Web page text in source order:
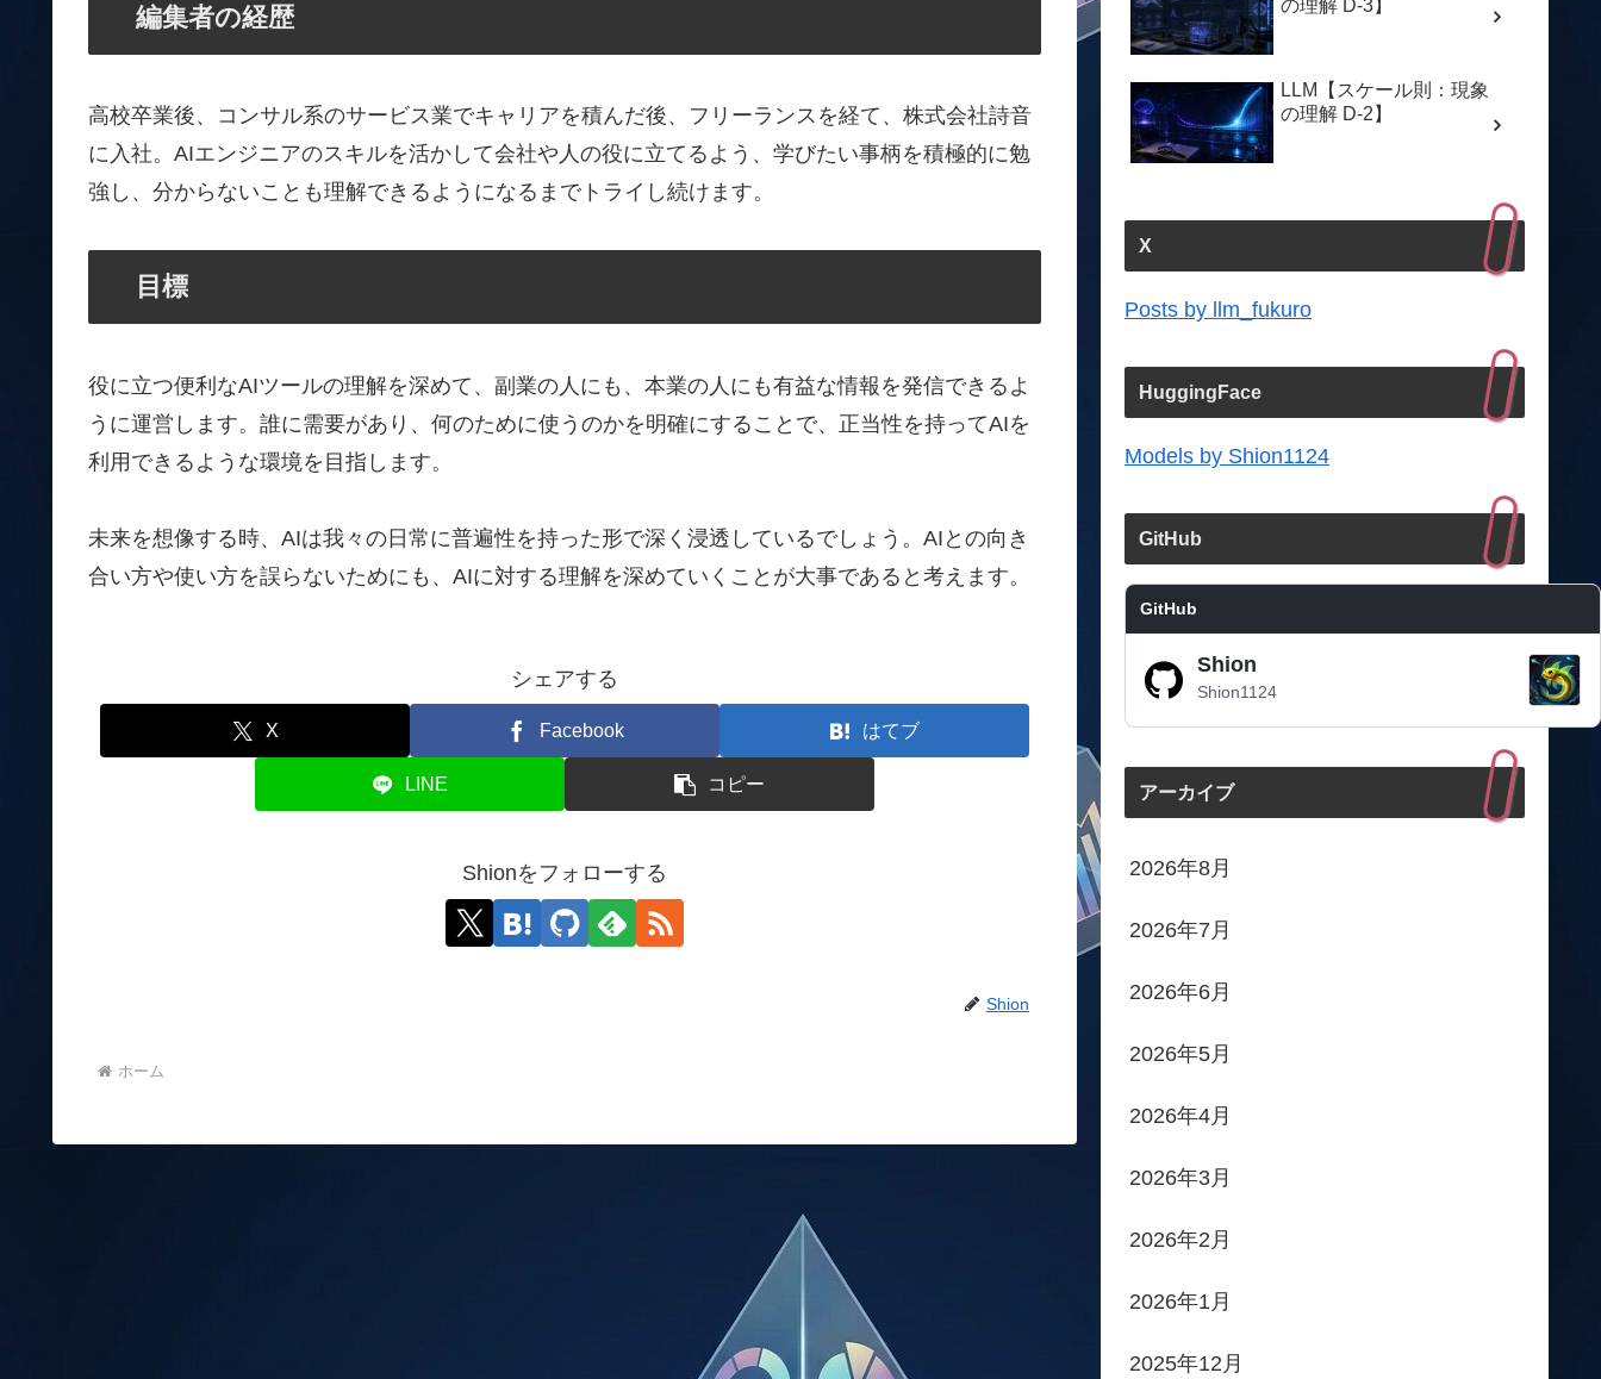
編集者の経歴
高校卒業後、コンサル系のサービス業でキャリアを積んだ後、フリーランスを経て、株式会社詩音
に入社。AIエンジニアのスキルを活かして会社や人の役に立てるよう、学びたい事柄を積極的に勉
強し、分からないことも理解できるようになるまでトライし続けます。
目標
役に立つ便利なAIツールの理解を深めて、副業の人にも、本業の人にも有益な情報を発信できるよ
うに運営します。誰に需要があり、何のために使うのかを明確にすることで、正当性を持ってAIを
利用できるような環境を目指します。
未来を想像する時、AIは我々の日常に普遍性を持った形で深く浸透しているでしょう。AIとの向き
合い方や使い方を誤らないためにも、AIに対する理解を深めていくことが大事であると考えます。
シェアする
X Facebook はてブ
LINE コピー
Shionをフォローする
Shion
ホーム
の理解 D-3】
LLM【スケール則：現象
の理解 D-2】
X
Posts by llm_fukuro
HuggingFace
Models by Shion1124
GitHub
GitHub
Shion
Shion1124
アーカイブ
2026年8月
2026年7月
2026年6月
2026年5月
2026年4月
2026年3月
2026年2月
2026年1月
2025年12月